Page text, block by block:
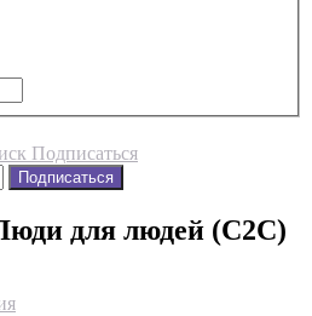
Подписаться
Подписаться
для людей (С2С)